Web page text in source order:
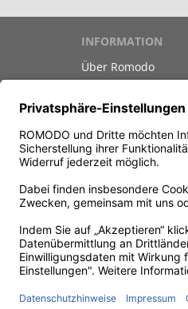
INFORMATION
Über Romodo
Datenschutz
Unsere AGB
Impressum